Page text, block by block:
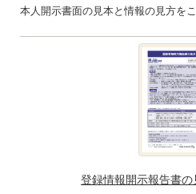
本人開示書面の見本と情報の見方を
登録情報開示報告書の